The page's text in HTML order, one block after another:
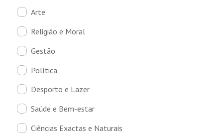
Arte
Religião e Moral
Gestão
Política
Desporto e Lazer
Saúde e Bem-estar
Ciências Exactas e Naturais